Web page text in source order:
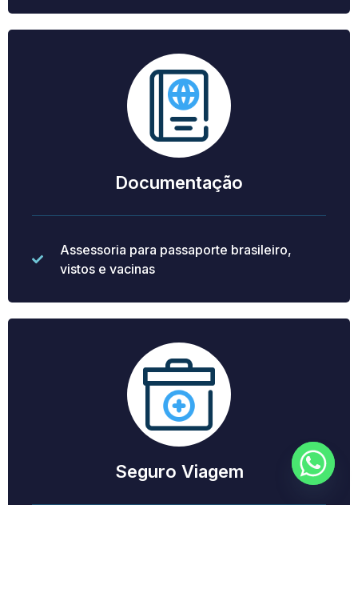
Documentação
Assessoria para passaporte brasileiro,
vistos e vacinas
Seguro Viagem